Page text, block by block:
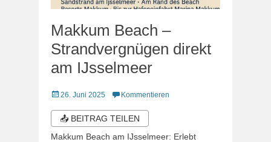
Makkum Beach –
Strandvergnügen direkt
am IJsselmeer
Veröffentlicht
26. Juni 2025 Kommentieren
📤 BEITRAG TEILEN
Makkum Beach am IJsselmeer: Erlebt